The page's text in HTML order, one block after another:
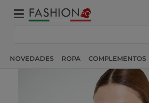
NOVEDADES ROPA COMPLEMENTOS